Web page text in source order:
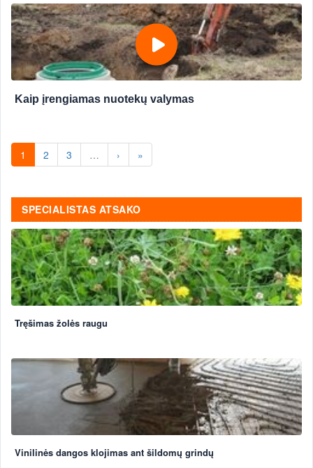
Kaip įrengiamas nuotekų valymas
1 2 3 … › »
SPECIALISTAS ATSAKO
Tręšimas žolės raugu
Vinilinės dangos klojimas ant šildomų grindų